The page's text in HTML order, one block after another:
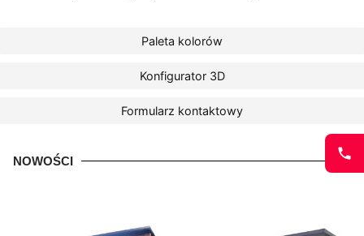
Paleta kolorów
Konfigurator 3D
Formularz kontaktowy
NOWOŚCI